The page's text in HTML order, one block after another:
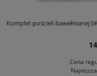
Komplet pościeli bawełnianej
Cena